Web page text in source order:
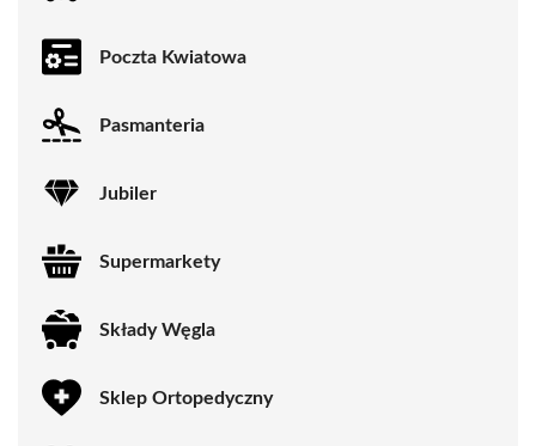
Poczta Kwiatowa
Pasmanteria
Jubiler
Supermarkety
Składy Węgla
Sklep Ortopedyczny